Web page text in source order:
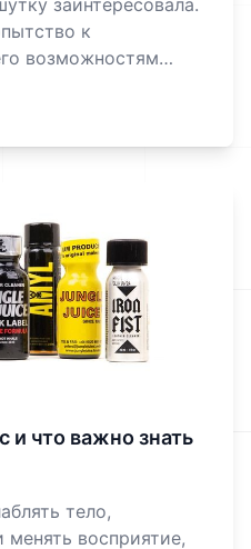
к
возможностям
давить моралью
и что важно знать
тело,
восприятие,